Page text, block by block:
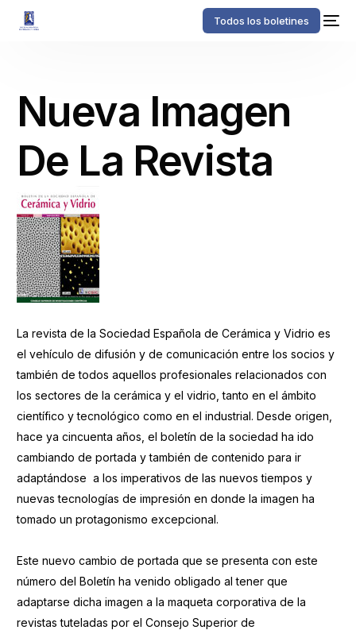
Todos los boletines
Nueva Imagen
De La Revista
La revista de la Sociedad Española de Cerámica y Vidrio es
el vehículo de difusión y de comunicación entre los socios y
también de todos aquellos profesionales relacionados con
los sectores de la cerámica y el vidrio, tanto en el ámbito
científico y tecnológico como en el industrial. Desde origen,
hace ya cincuenta años, el boletín de la sociedad ha ido
cambiando de portada y también de contenido para ir
adaptándose a los imperativos de las nuevos tiempos y
nuevas tecnologías de impresión en donde la imagen ha
tomado un protagonismo excepcional.
Este nuevo cambio de portada que se presenta con este
número del Boletín ha venido obligado al tener que
adaptarse dicha imagen a la maqueta corporativa de la
revistas tuteladas por el Consejo Superior de